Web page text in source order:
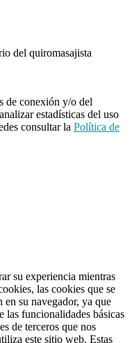
del quiromasajista
de conexión y/o del
estadísticas del uso
consultar la Política de
su experiencia mientras
las cookies que se
en su navegador, ya que
las funcionalidades básicas
de terceros que nos
este sitio web. Estas